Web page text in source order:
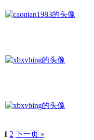
1 2 下一页 »